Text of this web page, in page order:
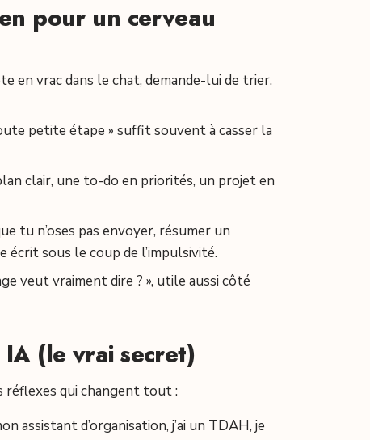
pour un cerveau
en vrac dans le chat, demande-lui de trier.
petite étape » suffit souvent à casser la
clair, une to-do en priorités, un projet en
tu n’oses pas envoyer, résumer un
écrit sous le coup de l’impulsivité.
veut vraiment dire ? », utile aussi côté
(le vrai secret)
réflexes qui changent tout :
assistant d’organisation, j’ai un TDAH, je